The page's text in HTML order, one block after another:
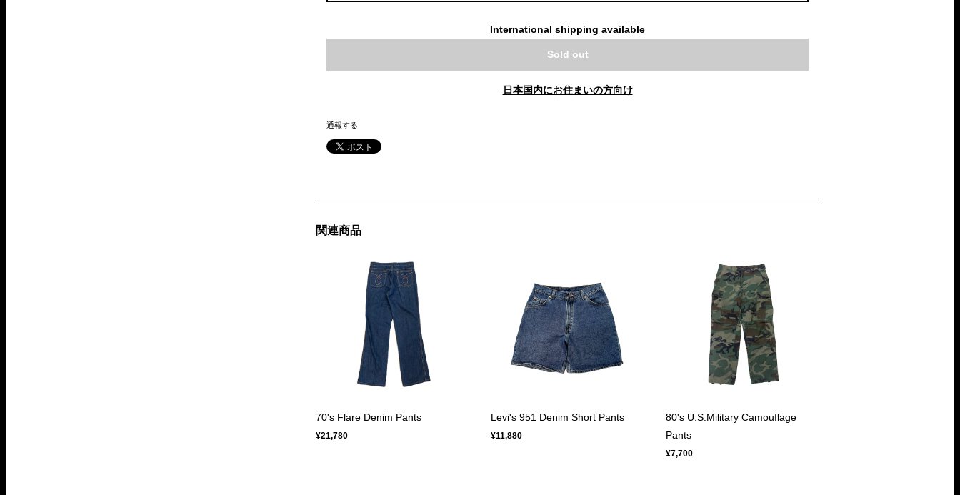
International shipping available
Sold out
日本国内にお住まいの方向け
通報する
関連商品
70's Flare Denim Pants
¥21,780
Levi's 951 Denim Short Pants
¥11,880
80's U.S.Military Camouflage
Pants
¥7,700